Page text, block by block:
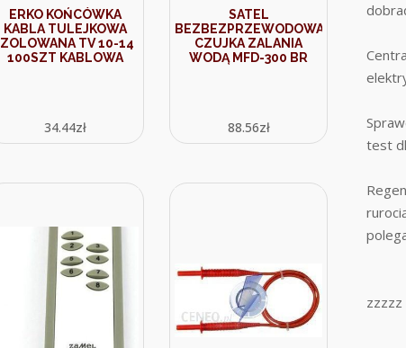
ERKO KOŃCÓWKA
KABLA TULEJKOWA
IZOLOWANA TV 10-14
100SZT KABLOWA
34.44zł
SATEL
BEZBEZPRZEWODOWA
CZUJKA ZALANIA
WODĄ MFD-300 BR
88.56zł
test
zzzzz